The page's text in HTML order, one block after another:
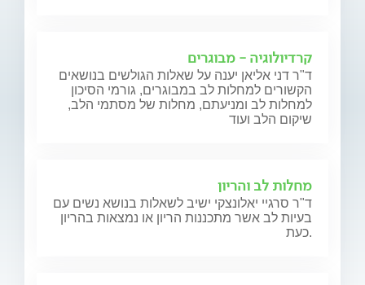
קרדיולוגיה - מבוגרים
ד"ר דני אליאן יענה על שאלות הגולשים בנושאים
הקשורים למחלות לב במבוגרים, גורמי הסיכון
למחלות לב ומניעתם, מחלות של מסתמי הלב,
שיקום הלב ועוד
מחלות לב והריון
ד"ר סרגיי יאלונצקי ישיב לשאלות בנושא נשים עם
בעיות לב אשר מתכננות הריון או נמצאות בהריון
כעת.